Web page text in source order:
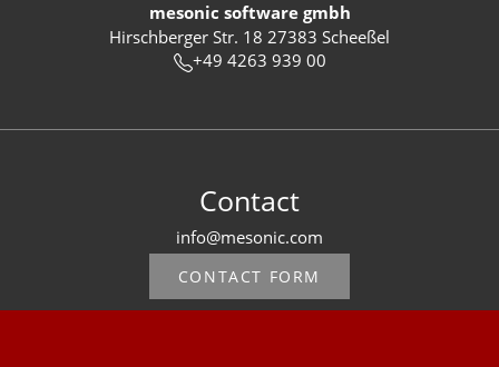
mesonic software gmbh
Hirschberger Str. 18 27383 Scheeßel
+49 4263 939 00
Contact
info@mesonic.com
CONTACT FORM